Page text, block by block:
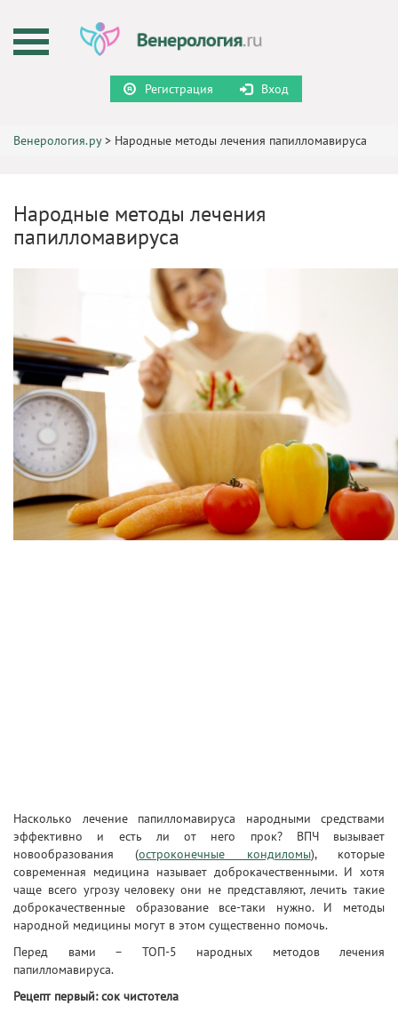
Регистрация Вход
Венерология.ру> Народные методы лечения папилломавируса
Народные методы лечения
папилломавируса
Насколько лечение папилломавируса народными средствами
эффективно и есть ли от него прок? ВПЧ вызывает
новообразования (остроконечные кондиломы), которые
современная медицина называет доброкачественными. И хотя
чаще всего угрозу человеку они не представляют, лечить такие
доброкачественные образование все-таки нужно. И методы
народной медицины могут в этом существенно помочь.
Перед вами – ТОП-5 народных методов лечения
папилломавируса.
Рецепт первый: сок чистотела